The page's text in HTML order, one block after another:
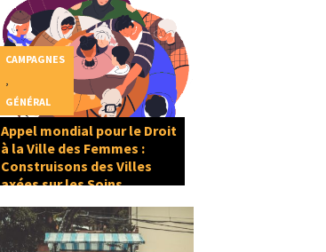
Appel mondial pour le Droit
à la Ville des Femmes :
Construisons des Villes
axées sur les Soins
CAMPAGNES
GÉNÉRAL